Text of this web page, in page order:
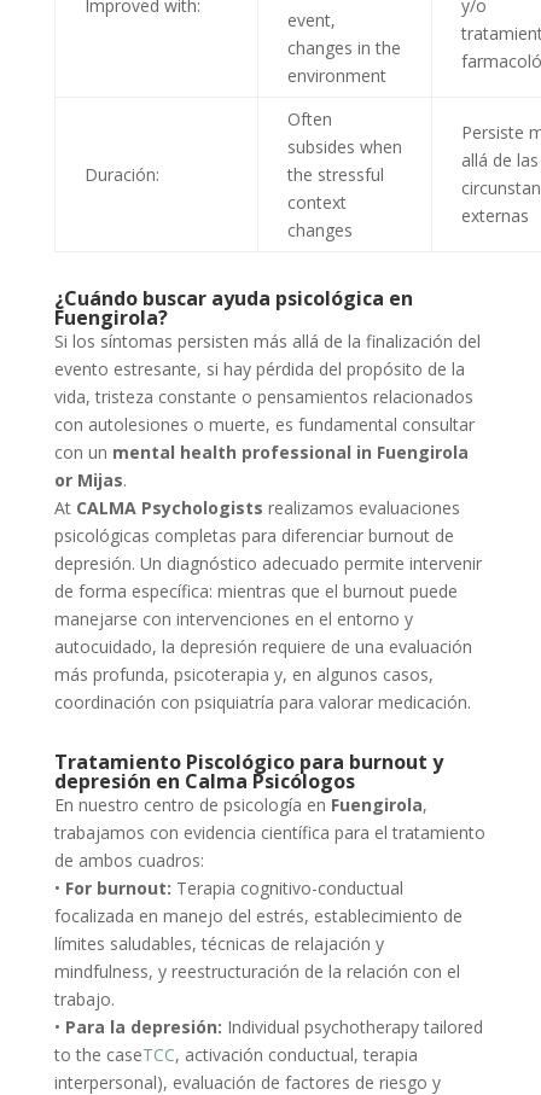
Improved with:
event,
changes in the
environment
y/o
Duración:
Often
subsides when
the stressful
context
changes
Persiste
allá de las
externas
¿Cuándo buscar ayuda psicológica en
Fuengirola?
Si los síntomas persisten más allá de la finalización del
evento estresante, si hay pérdida del propósito de la
vida, tristeza constante o pensamientos relacionados
con autolesiones o muerte, es fundamental consultar
con un mental health professional in Fuengirola
or Mijas.
At CALMA Psychologists realizamos evaluaciones
psicológicas completas para diferenciar burnout de
depresión. Un diagnóstico adecuado permite intervenir
de forma específica: mientras que el burnout puede
manejarse con intervenciones en el entorno y
autocuidado, la depresión requiere de una evaluación
más profunda, psicoterapia y, en algunos casos,
coordinación con psiquiatría para valorar medicación.
Tratamiento Piscológico para burnout y
depresión en Calma Psicólogos
En nuestro centro de psicología en Fuengirola,
trabajamos con evidencia científica para el tratamiento
de ambos cuadros:
• For burnout: Terapia cognitivo-conductual
focalizada en manejo del estrés, establecimiento de
límites saludables, técnicas de relajación y
mindfulness, y reestructuración de la relación con el
trabajo.
• Para la depresión: Individual psychotherapy tailored
to the caseTCC, activación conductual, terapia
interpersonal), evaluación de factores de riesgo y